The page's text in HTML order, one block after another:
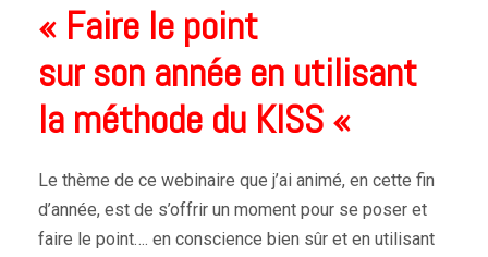
« Faire le point
sur son année en utilisant
la méthode du KISS «
Le thème de ce webinaire que j’ai animé, en cette fin
d’année, est de s’offrir un moment pour se poser et
faire le point…. en conscience bien sûr et en utilisant